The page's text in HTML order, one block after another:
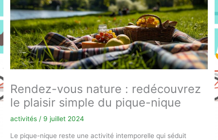
Rendez-vous nature : redécouvrez
le plaisir simple du pique-nique
activités / 9 juillet 2024
Le pique-nique reste une activité intemporelle qui séduit